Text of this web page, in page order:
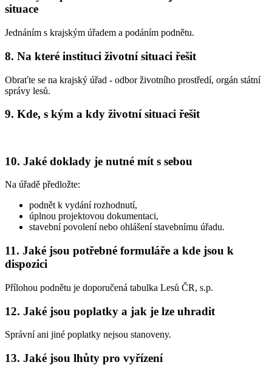
situace
Jednáním s krajským úřadem a podáním podnětu.
8. Na které instituci životní situaci řešit
Obraťte se na krajský úřad - odbor životního prostředí, orgán státní
správy lesů.
9. Kde, s kým a kdy životní situaci řešit
10. Jaké doklady je nutné mít s sebou
Na úřadě předložte:
podnět k vydání rozhodnutí,
úplnou projektovou dokumentaci,
stavební povolení nebo ohlášení stavebnímu úřadu.
11. Jaké jsou potřebné formuláře a kde jsou k
dispozici
Přílohou podnětu je doporučená tabulka Lesů ČR, s.p.
12. Jaké jsou poplatky a jak je lze uhradit
Správní ani jiné poplatky nejsou stanoveny.
13. Jaké jsou lhůty pro vyřízení